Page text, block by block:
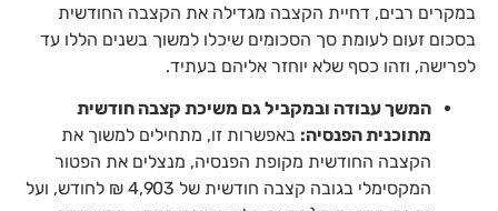
במקרים רבים, דחיית הקצבה מגדילה את הקצבה החודשית
בסכום זעום לעומת סך הסכומים שיכלו למשוך בשנים הללו עד
לפרישה, וזהו כסף שלא יוחזר אליהם בעתיד.
המשך עבודה ובמקביל גם משיכת קצבה חודשית
מתוכנית הפנסיה: באפשרות זו, מתחילים למשוך את
הקצבה החודשית מקופת הפנסיה, מנצלים את הפטור
המקסימלי בגובה קצבה חודשית של 4,903 ₪ לחודש, ועל